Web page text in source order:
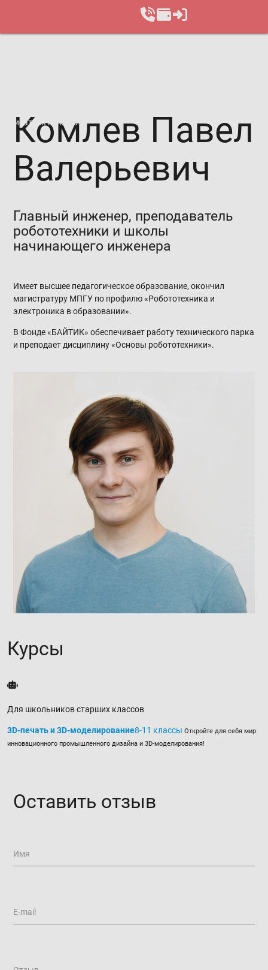
Записаться на курс
Комлев Павел
Валерьевич
Главный инженер, преподаватель
робототехники и школы
начинающего инженера
Имеет высшее педагогическое образование, окончил
магистратуру МПГУ по профилю «Робототехника и
электроника в образовании».
В Фонде «БАЙТИК» обеспечивает работу технического парка
и преподает дисциплину «Основы робототехники».
Курсы
Для школьников старших классов
3D-пе­чать и 3D-мо­де­ли­ро­ва­ние8-11 классы Откройте для себя мир
инновационного промышленного дизайна и 3D-моделирования!
Оставить отзыв
Имя
E-mail